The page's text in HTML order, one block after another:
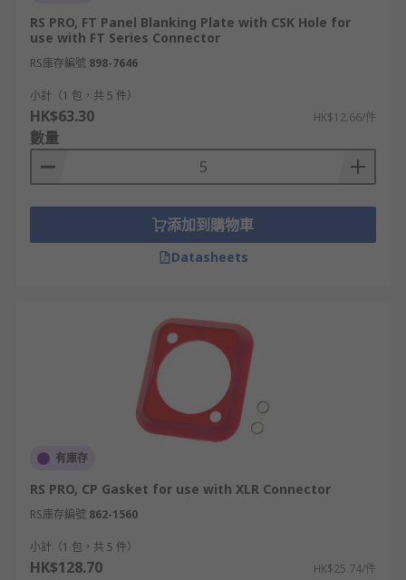
RS PRO, FT Panel Blanking Plate with CSK Hole for
use with FT Series Connector
RS庫存編號 898-7646
小計（1 包，共 5 件）
HK$63.30 HK$12.66/件
數量
添加到購物車
Datasheets
有庫存
RS PRO, CP Gasket for use with XLR Connector
RS庫存編號 862-1560
小計（1 包，共 5 件）
HK$128.70 HK$25.74/件